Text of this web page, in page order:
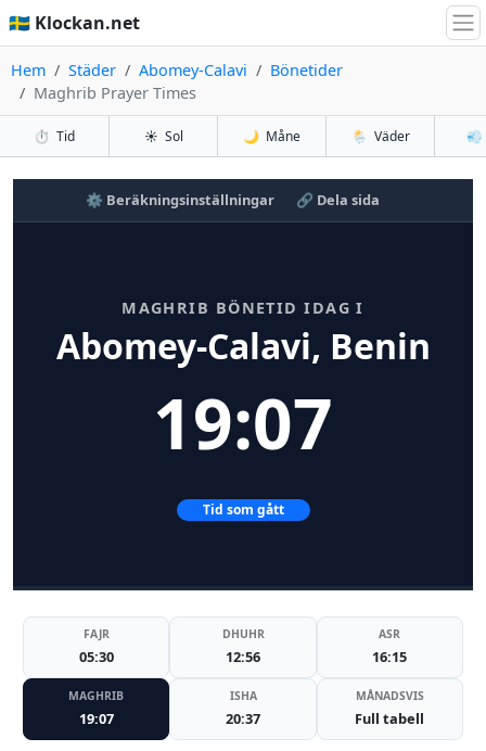
🇸🇪 Klockan.net
Hem Städer Abomey-Calavi
Bönetider
Maghrib Prayer Times
⏱️ Tid ☀️ Sol 🌙 Måne 🌦️ Väder 💨
⚙️ Beräkningsinställningar 🔗 Dela sida
MAGHRIB BÖNETID IDAG I
Abomey-Calavi, Benin
19:07
Tid som gått
FAJR
05:30
DHUHR
12:56
ASR
16:15
MAGHRIB
19:07
ISHA
20:37
MÅNADSVIS
Full tabell